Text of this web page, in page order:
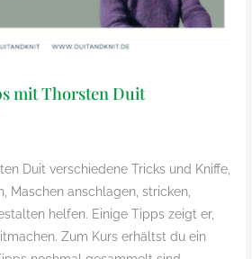
mit Thorsten Duit
Duit verschiedene Tricks und Kniffe,
Maschen anschlagen, stricken,
helfen. Einige Tipps zeigt er,
Zum Kurs erhältst du ein